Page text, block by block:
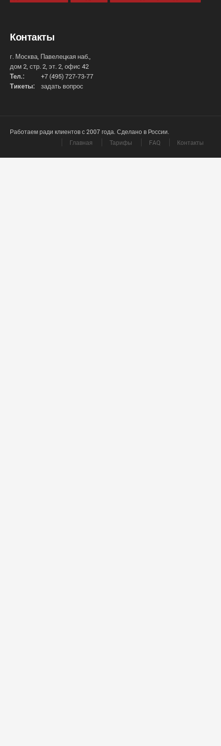
Контакты
г. Москва, Павелецкая наб.,
дом 2, стр. 2, эт. 2, офис 42
Тел.:
+7 (495) 727-73-77
Тикеты:
задать вопрос
Работаем ради клиентов с 2007 года. Сделано в России.
Главная
Тарифы FAQ Контакты